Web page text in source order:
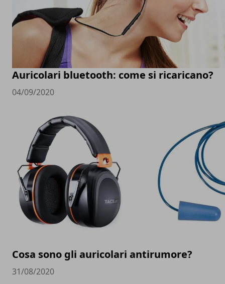
Auricolari bluetooth: come si ricaricano?
04/09/2020
Cosa sono gli auricolari antirumore?
31/08/2020